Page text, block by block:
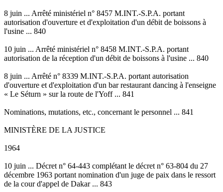
8 juin ... Arrêté ministériel n° 8457 M.INT.-S.P.A. portant
autorisation d'ouverture et d'exploitation d'un débit de boissons à
l'usine ... 840
10 juin ... Arrêté ministériel n° 8458 M.INT.-S.P.A. portant
autorisation de la réception d'un débit de boissons à l'usine ... 840
8 juin ... Arrêté n° 8339 M.INT.-S.P.A. portant autorisation
d'ouverture et d'exploitation d'un bar restaurant dancing à l'enseigne
« Le Séturn » sur la route de l'Yoff ... 841
Nominations, mutations, etc., concernant le personnel ... 841
MINISTÈRE DE LA JUSTICE
1964
10 juin ... Décret n° 64-443 complétant le décret n° 63-804 du 27
décembre 1963 portant nomination d'un juge de paix dans le ressort
de la cour d'appel de Dakar ... 843